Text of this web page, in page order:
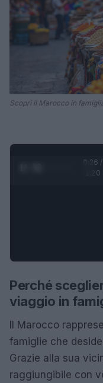
Scopri il Marocco in
0:26 /
1:20
Perché
viaggio in
Il Marocco
famiglie che
Grazie alla sua
raggiungibile con